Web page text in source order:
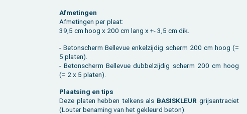
Af­me­tin­gen
Af­me­tin­gen per plaat:
39,5 cm hoog x 200 cm lang x +- 3,5 cm dik.
- Be­ton­scherm Bel­le­vue en­kel­zij­dig scherm 200 cm hoog (=
5 pla­ten).
- Be­ton­scherm Bel­le­vue dub­bel­zij­dig scherm 200 cm hoog
(= 2 x 5 pla­ten).
Plaat­sing en tips
Deze pla­ten heb­ben tel­kens als BA­SIS­KLEUR grijsan­tra­ciet
(Lou­ter be­na­ming van het ge­kleurd beton).